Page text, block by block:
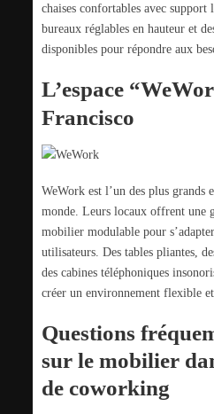
chaises confortables avec support
bureaux réglables en hauteur et
disponibles pour répondre aux
L’espace
Francisco
WeWork est l’un des plus grands
monde. Leurs locaux offrent une
mobilier modulable pour
utilisateurs. Des tables pliantes,
des cabines téléphoniques
créer un environnement flexible
Questions
sur le mobilier
de coworking